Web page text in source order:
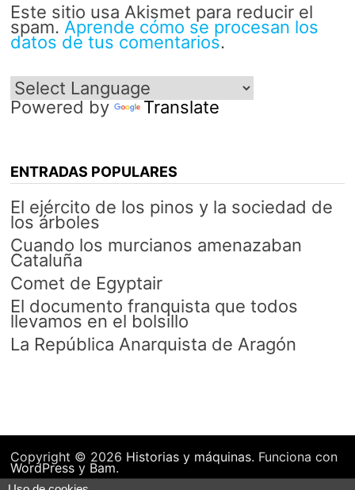
Este sitio usa Akismet para reducir el
spam. Aprende cómo se procesan los
datos de tus comentarios.
Powered by Translate
ENTRADAS POPULARES
El ejército de los pinos y la sociedad de
los árboles
Cuando los murcianos amenazaban
Cataluña
Comet de Egyptair
El documento franquista que todos
llevamos en el bolsillo
La República Anarquista de Aragón
Copyright © 2026 Historias y máquinas. Funciona con
WordPressy Bam.